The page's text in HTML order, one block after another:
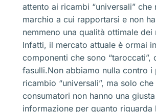
attento ai ricambi “universali” che
marchio a cui rapportarsi e non
nemmeno una qualità ottimale dei
Infatti, il mercato attuale è ormai
componenti che sono “taroccati”,
fasulli.Non abbiamo nulla contro i
ricambio “universali”, ma solo che
consumatori non hanno una giusta
informazione per quanto riguarda